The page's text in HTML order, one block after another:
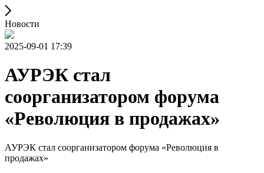
Новости
2025-09-01 17:39
АУРЭК стал
соорганизатором форума
«Революция в продажах»
АУРЭК стал соорганизатором форума «Революция в
продажах»